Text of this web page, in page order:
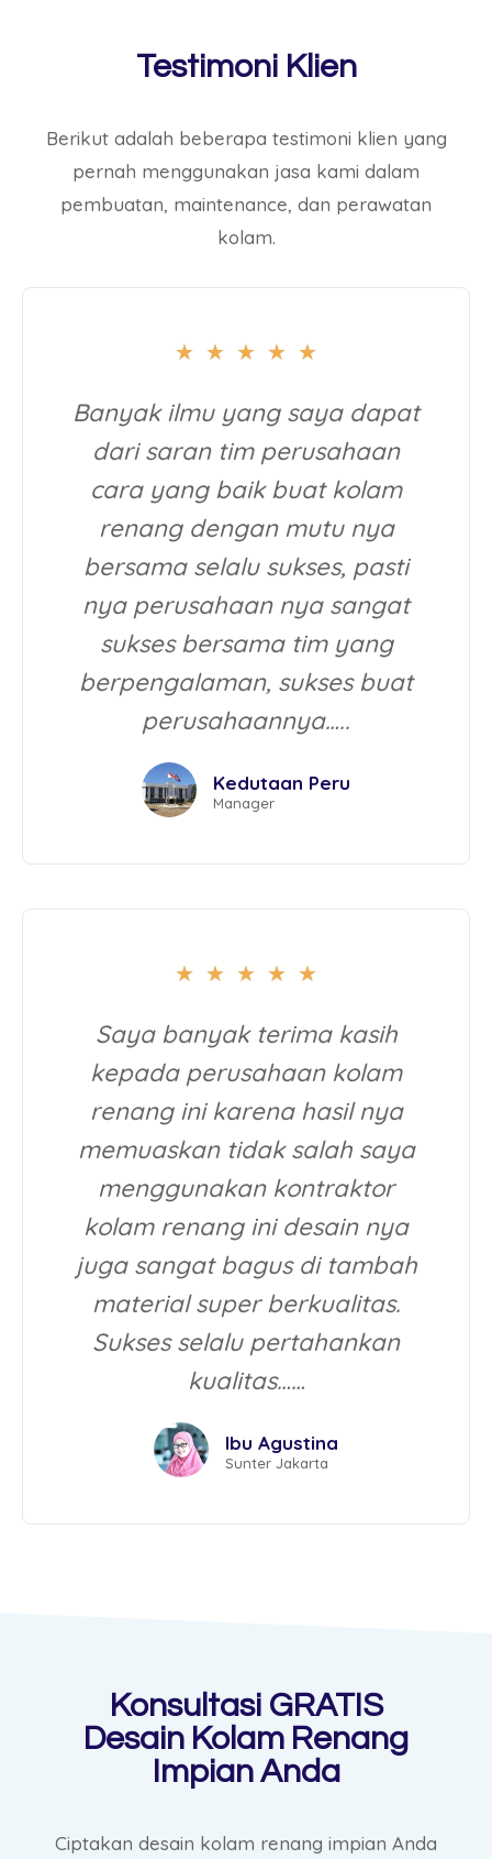
Testimoni Klien
Berikut adalah beberapa testimoni klien yang
pernah menggunakan jasa kami dalam
pembuatan, maintenance, dan perawatan
kolam.
★ ★ ★ ★ ★
Banyak ilmu yang saya dapat
dari saran tim perusahaan
cara yang baik buat kolam
renang dengan mutu nya
bersama selalu sukses, pasti
nya perusahaan nya sangat
sukses bersama tim yang
berpengalaman, sukses buat
perusahaannya…..
Kedutaan Peru
Manager
★ ★ ★ ★ ★
Saya banyak terima kasih
kepada perusahaan kolam
renang ini karena hasil nya
memuaskan tidak salah saya
menggunakan kontraktor
kolam renang ini desain nya
juga sangat bagus di tambah
material super berkualitas.
Sukses selalu pertahankan
kualitas……
Ibu Agustina
Sunter Jakarta
Konsultasi GRATIS
Desain Kolam Renang
Impian Anda
Ciptakan desain kolam renang impian Anda